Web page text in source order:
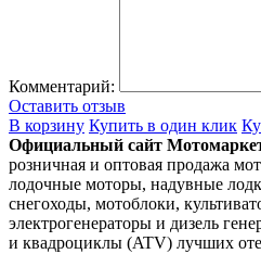
Комментарий:
Оставить отзыв
В корзину Купить в один клик
Официальный сайт
розничная и оптовая продажа
лодочные моторы, надувные
снегоходы, мотоблоки,
электрогенераторы и дизель
и квадроциклы (ATV) лучших